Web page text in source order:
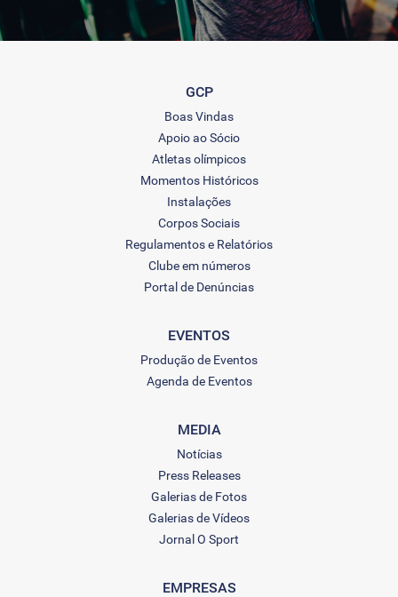
GCP
Boas Vindas
Apoio ao Sócio
Atletas olímpicos
Momentos Históricos
Instalações
Corpos Sociais
Regulamentos e Relatórios
Clube em números
Portal de Denúncias
EVENTOS
Produção de Eventos
Agenda de Eventos
MEDIA
Notícias
Press Releases
Galerias de Fotos
Galerias de Vídeos
Jornal O Sport
EMPRESAS